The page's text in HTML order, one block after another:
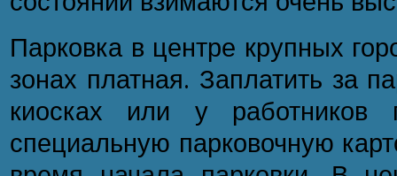
Парковка в центре крупных
зонах платная. Заплатить за
киосках или у работников
специальную парковочную